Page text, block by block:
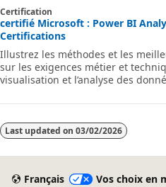
d’une méthode statique ou
Power BI simplifie les tests de la
service Power BI.
Certification
certifié Microsoft : Power BI
Certifications
Illustrez les méthodes et les
sur les exigences métier et
visualisation et l’analyse des
Last updated on 03/02/2026
Français
Vos choix en